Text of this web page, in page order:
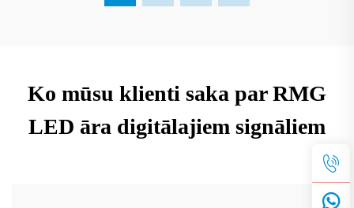
Ko mūsu klienti saka par RMG
LED āra digitālajiem signāliem